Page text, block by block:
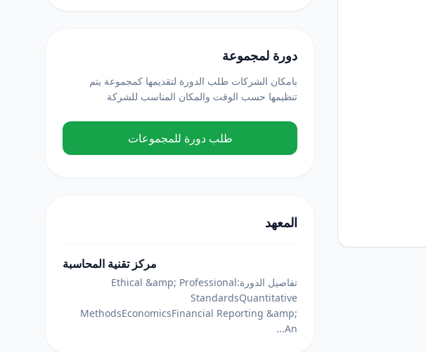
دورة لمجموعة
بامكان الشركات طلب الدورة لتقديمها كمجموعة يتم
تنظيمها حسب الوقت والمكان المناسب للشركة
طلب دورة للمجموعات
المعهد
مركز تقنية المحاسبة
تفاصيل الدورة:Ethical &amp; Professional
StandardsQuantitative
MethodsEconomicsFinancial Reporting &amp;
An...